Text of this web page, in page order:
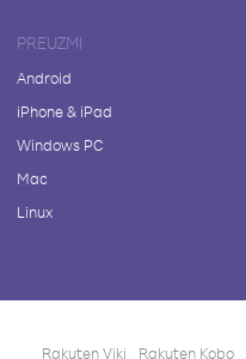
PREUZMI
Android
iPhone & iPad
Windows PC
Mac
Linux
Rakuten Viki Rakuten Kobo